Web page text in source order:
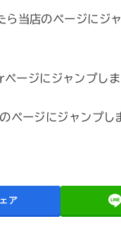
当店のページにジ
ジにジャンプしま
ジにジャンプしま
ア